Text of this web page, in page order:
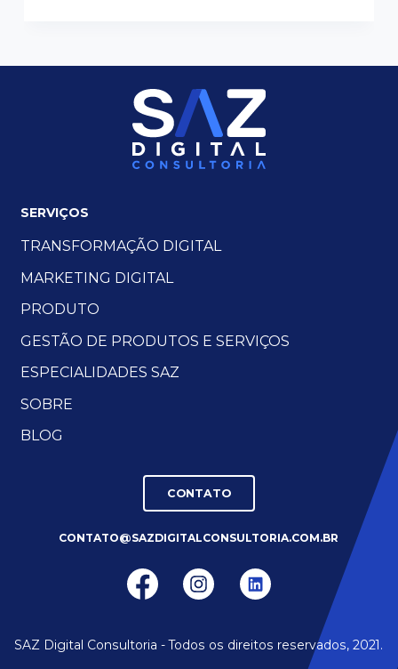
Vamos conversar?
SERVIÇOS
TRANSFORMAÇÃO DIGITAL
MARKETING DIGITAL
PRODUTO
GESTÃO DE PRODUTOS E SERVIÇOS
ESPECIALIDADES SAZ
SOBRE
BLOG
CONTATO
CONTATO@SAZDIGITALCONSULTORIA.COM.BR
SAZ Digital Consultoria - Todos os direitos reservados, 2021.